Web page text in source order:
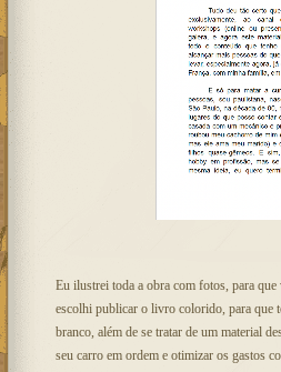
Eu ilustrei toda a obra com fotos, para
escolhi publicar o livro colorido, para que
branco, além de se tratar de um material
seu carro em ordem e otimizar os gastos